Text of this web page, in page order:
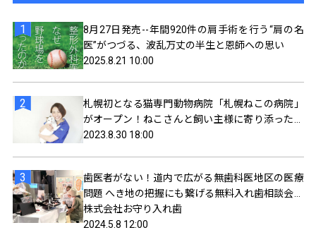
8月27日発売--年間920件の肩手術を行う“肩の名
医”がつづる、波乱万丈の半生と恩師への思い
2025.8.21 10:00
札幌初となる猫専門動物病院「札幌ねこの病院」
がオープン！ねこさんと飼い主様に寄り添ったサ
ービスを提供
2023.8.30 18:00
歯医者がない！道内で広がる無歯科医地区の医療
問題 へき地の把握にも繋げる無料入れ歯相談会、
5/12（日）に札幌で開催
株式会社お守り入れ歯
2024.5.8 12:00